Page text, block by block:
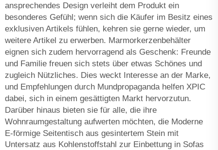
ansprechendes Design verleiht dem Produkt ein
besonderes Gefühl; wenn sich die Käufer im Besitz eines
exklusiven Artikels fühlen, kehren sie gerne wieder, um
weitere Artikel zu erwerben. Marmorkerzenbehälter
eignen sich zudem hervorragend als Geschenk: Freunde
und Familie freuen sich stets über etwas Schönes und
zugleich Nützliches. Dies weckt Interesse an der Marke,
und Empfehlungen durch Mundpropaganda helfen XPIC
dabei, sich in einem gesättigten Markt hervorzutun.
Darüber hinaus bieten sie für alle, die ihre
Wohnraumgestaltung aufwerten möchten, die Moderne
E-förmige Seitentisch aus gesintertem Stein mit
Untersatz aus Kohlenstoffstahl zur Einbettung in Sofas